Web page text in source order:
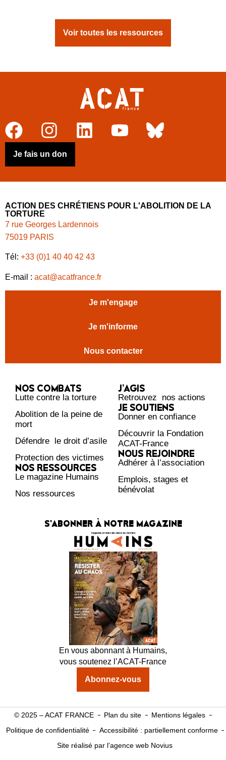
Voir toutes les ressources
Je fais un don
ACTION DES CHRÉTIENS POUR L'ABOLITION DE LA
TORTURE
7 rue Georges Lardennois
75019 PARIS
Tél: +33 (0)1 40 40 42 43
E-mail : acat@acatfrance.fr
Je m'engage
Je m'informe
Nous contacter
NOS COMBATS
Lutte contre la torture
Abolition de la peine de
mort
Défendre le droit d’asile
Protection des victimes
NOS RESSOURCES
Le magazine Humains
Nos ressources
J’AGIS
Retrouvez nos actions
JE SOUTIENS
Donner en confiance
Découvrir la Fondation
ACAT-France
NOUS REJOINDRE
Adhérer à l’association
Emplois, stages et
bénévolat
S'ABONNER À NOTRE MAGAZINE
En vous abonnant à Humains,
vous soutenez l’ACAT-France
Abonnez-vous
© 2025 – ACAT FRANCE Plan du site
Mentions légales
Politique de confidentialité
Accessibilité : partiellement conforme
Site réalisé par l’agence web Novius